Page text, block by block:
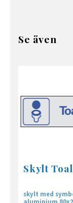
Se även
Skylt
skylt med